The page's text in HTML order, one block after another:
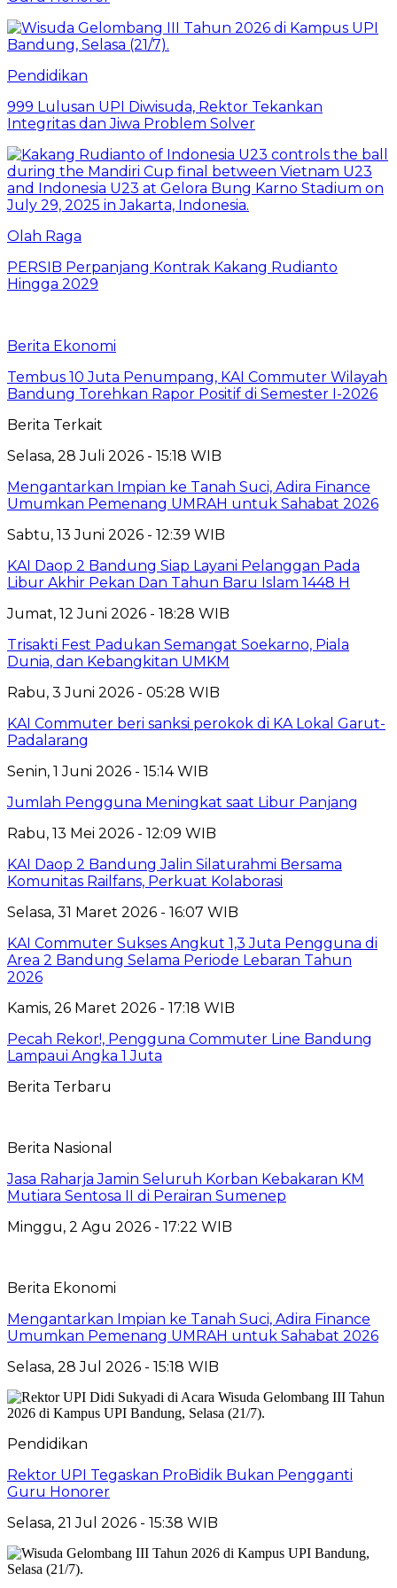
Pendidikan
999 Lulusan UPI Diwisuda, Rektor Tekankan
Integritas dan Jiwa Problem Solver
Olah Raga
PERSIB Perpanjang Kontrak Kakang Rudianto
Hingga 2029
Berita Ekonomi
Tembus 10 Juta Penumpang, KAI Commuter Wilayah
Bandung Torehkan Rapor Positif di Semester I-2026
Berita Terkait
Selasa, 28 Juli 2026 - 15:18 WIB
Mengantarkan Impian ke Tanah Suci, Adira Finance
Umumkan Pemenang UMRAH untuk Sahabat 2026
Sabtu, 13 Juni 2026 - 12:39 WIB
KAI Daop 2 Bandung Siap Layani Pelanggan Pada
Libur Akhir Pekan Dan Tahun Baru Islam 1448 H
Jumat, 12 Juni 2026 - 18:28 WIB
Trisakti Fest Padukan Semangat Soekarno, Piala
Dunia, dan Kebangkitan UMKM
Rabu, 3 Juni 2026 - 05:28 WIB
KAI Commuter beri sanksi perokok di KA Lokal Garut-
Padalarang
Senin, 1 Juni 2026 - 15:14 WIB
Jumlah Pengguna Meningkat saat Libur Panjang
Rabu, 13 Mei 2026 - 12:09 WIB
KAI Daop 2 Bandung Jalin Silaturahmi Bersama
Komunitas Railfans, Perkuat Kolaborasi
Selasa, 31 Maret 2026 - 16:07 WIB
KAI Commuter Sukses Angkut 1,3 Juta Pengguna di
Area 2 Bandung Selama Periode Lebaran Tahun
2026
Kamis, 26 Maret 2026 - 17:18 WIB
Pecah Rekor!, Pengguna Commuter Line Bandung
Lampaui Angka 1 Juta
Berita Terbaru
Berita Nasional
Jasa Raharja Jamin Seluruh Korban Kebakaran KM
Mutiara Sentosa II di Perairan Sumenep
Minggu, 2 Agu 2026 - 17:22 WIB
Berita Ekonomi
Mengantarkan Impian ke Tanah Suci, Adira Finance
Umumkan Pemenang UMRAH untuk Sahabat 2026
Selasa, 28 Jul 2026 - 15:18 WIB
Pendidikan
Rektor UPI Tegaskan ProBidik Bukan Pengganti
Guru Honorer
Selasa, 21 Jul 2026 - 15:38 WIB